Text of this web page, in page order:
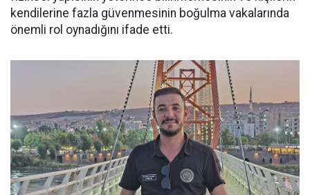
kendilerine fazla güvenmesinin boğulma vakalarında
önemli rol oynadığını ifade etti.